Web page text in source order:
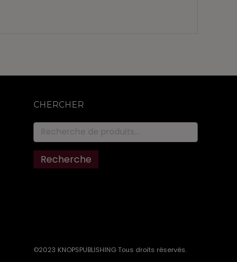
CHERCHER
Recherche
pour :
Recherche
©2023 KNOPSPUBLISHING Tous droits réservés.